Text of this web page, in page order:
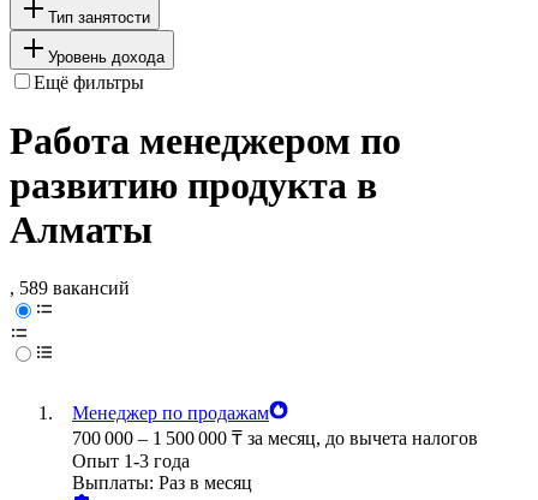
Тип занятости
Уровень дохода
Ещё фильтры
Работа менеджером по
развитию продукта в
Алматы
, 589 вакансий
Менеджер по продажам
700 000 – 1 500 000 ₸ за месяц, до вычета налогов
Опыт 1-3 года
Выплаты: Раз в месяц